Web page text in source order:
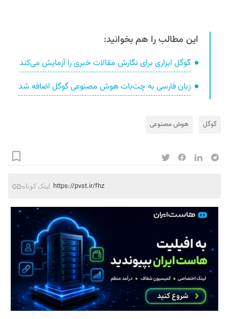
این مطالب را هم بخوانید:
گوگل ابزاری برای نگارش مقالات خبری را آزمایش می‌کند
زبان فارسی به چت‌بات هوش مصنوعی گوگل اضافه شد
گوگل هوش مصنوعی
لینک کوتاه https://pvst.ir/fhz